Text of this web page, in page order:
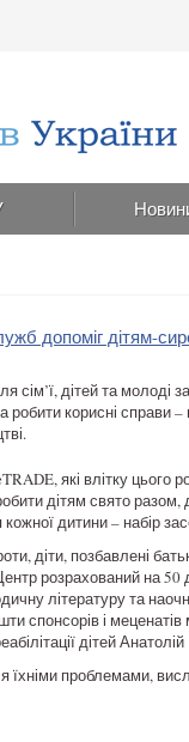
допоміг дітям-
сім’ї, дітей та
корисні справи
які влітку
дітям свято разом,
дитини – набір
діти, позбавлені
розрахований на 50
літературу та
спонсорів і
дітей
проблемами,